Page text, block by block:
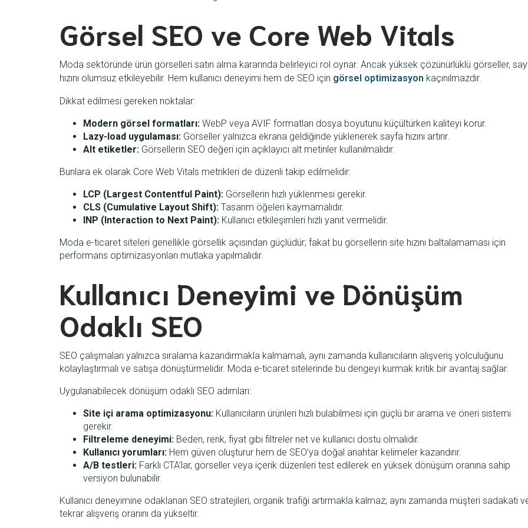
Görsel SEO ve Core Web Vitals
Moda sektöründe ürün görselleri satın alma kararında belirleyici rol oynar. Ancak yüksek çözünürlüklü görseller,
hızını olumsuz etkileyebilir. Hem kullanıcı deneyimi hem de SEO için görsel optimizasyon kaçınılmazdır.
Dikkat edilmesi gereken noktalar:
Modern görsel formatları: WebP veya AVIF formatları dosya boyutunu küçültürken kaliteyi korur.
Lazy-load uygulaması: Görseller yalnızca ekrana geldiğinde yüklenerek sayfa hızını artırır.
Alt etiketler: Görsellerin SEO değeri için açıklayıcı alt metinler kullanılmalıdır.
Bunlara ek olarak Core Web Vitals metrikleri de düzenli takip edilmelidir:
LCP (Largest Contentful Paint): Görsellerin hızlı yüklenmesi gerekir.
CLS (Cumulative Layout Shift): Tasarım öğeleri kaymamalıdır.
INP (Interaction to Next Paint): Kullanıcı etkileşimleri hızlı yanıt vermelidir.
Moda e-ticaret siteleri genellikle görsellik açısından güçlüdür; fakat bu görsellerin site hızını baltalamaması için
performans optimizasyonları mutlaka yapılmalıdır.
Kullanıcı Deneyimi ve Dönüşüm
Odaklı SEO
SEO çalışmaları yalnızca sıralama kazandırmakla kalmamalı, aynı zamanda kullanıcıların alışveriş yolculuğunu
kolaylaştırmalı ve satışa dönüştürmelidir. Moda e-ticaret sitelerinde bu dengeyi kurmak kritik bir avantaj sağlar.
Uygulanabilecek dönüşüm odaklı SEO adımları:
Site içi arama optimizasyonu: Kullanıcıların ürünleri hızlı bulabilmesi için güçlü bir arama ve öneri sistemi
gerekir.
Filtreleme deneyimi: Beden, renk, fiyat gibi filtreler net ve kullanıcı dostu olmalıdır.
Kullanıcı yorumları: Hem güven oluşturur hem de SEO’ya doğal anahtar kelimeler kazandırır.
A/B testleri: Farklı CTA’lar, görseller veya içerik düzenleri test edilerek en yüksek dönüşüm oranına sahip
versiyon bulunabilir.
Kullanıcı deneyimine odaklanan SEO stratejileri, organik trafiği artırmakla kalmaz; aynı zamanda müşteri sadakati
tekrar alışveriş oranını da yükseltir.